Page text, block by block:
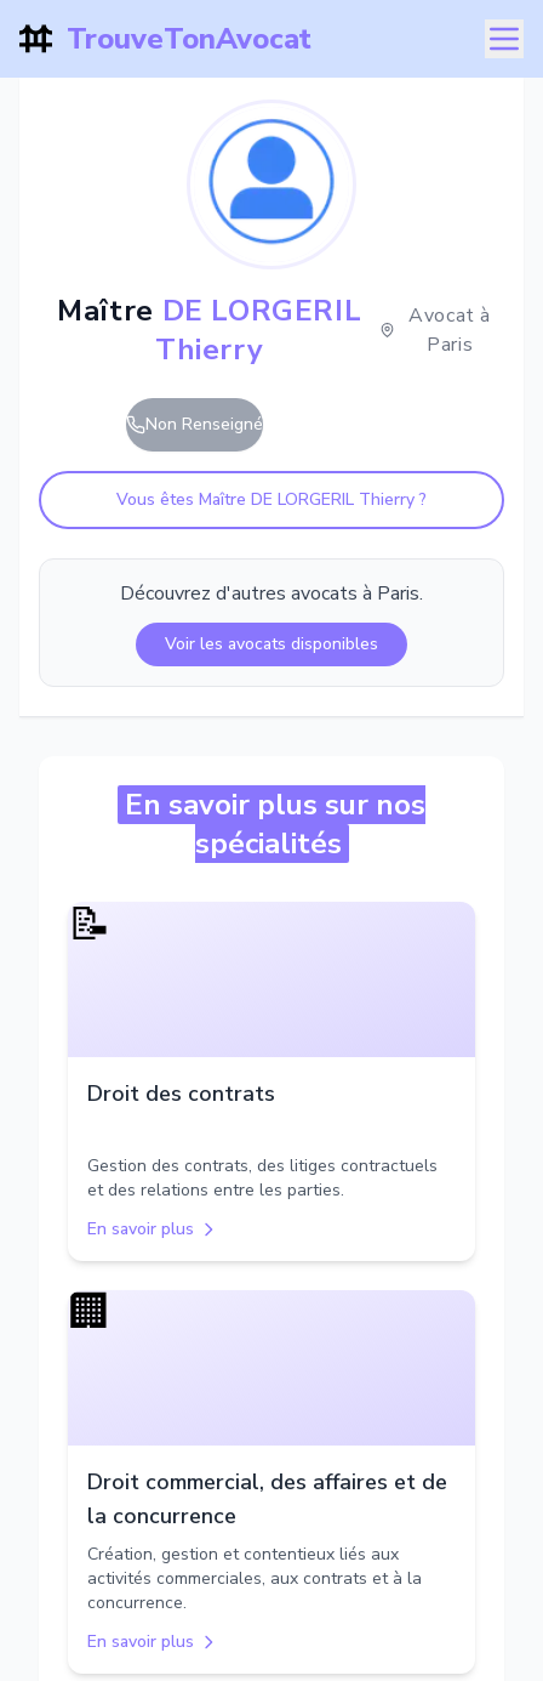
TrouveTonAvocat
Maître DE LORGERIL
Thierry
Avocat à
Paris
Non Renseigné
Vous êtes Maître DE LORGERIL Thierry?
Découvrez d'autres avocats à Paris.
Voir les avocats disponibles
En savoir plus sur nos
spécialités
📝
Droit des contrats
Gestion des contrats, des litiges contractuels
et des relations entre les parties.
En savoir plus
🏢
Droit commercial, des affaires et de
la concurrence
Création, gestion et contentieux liés aux
activités commerciales, aux contrats et à la
concurrence.
En savoir plus